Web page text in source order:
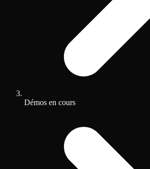
Démos en cours